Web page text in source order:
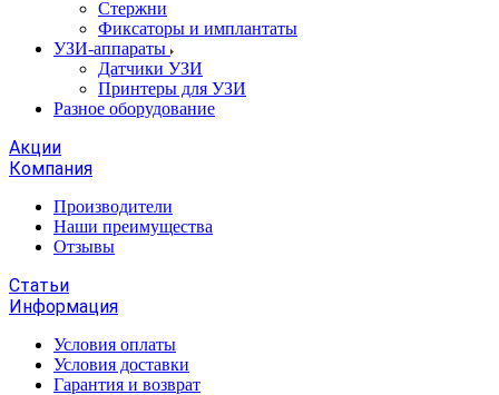
Стержни
Фиксаторы и имплантаты
УЗИ-аппараты
Датчики УЗИ
Принтеры для УЗИ
Разное оборудование
Акции
Компания
Производители
Наши преимущества
Отзывы
Статьи
Информация
Условия оплаты
Условия доставки
Гарантия и возврат